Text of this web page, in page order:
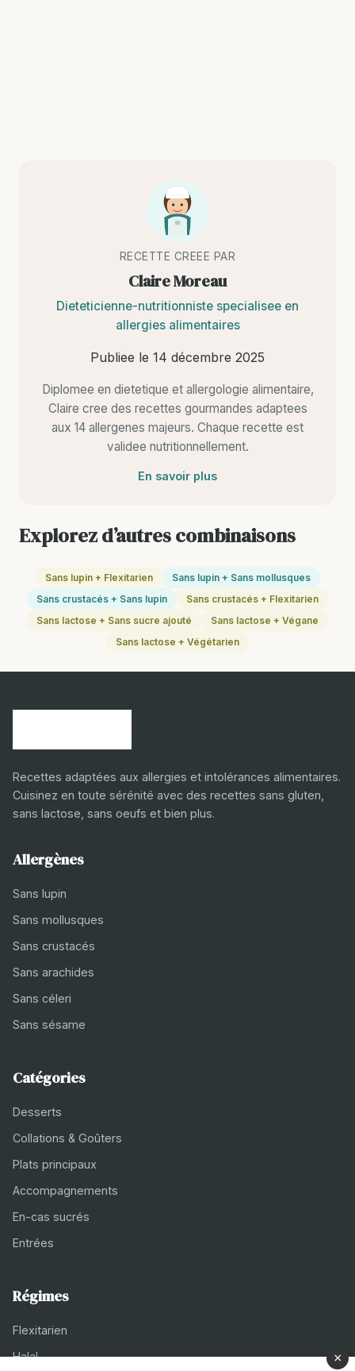
RECETTE CREEE PAR
Claire Moreau
Dieteticienne-nutritionniste specialisee en
allergies alimentaires
Publiee le 14 décembre 2025
Diplomee en dietetique et allergologie alimentaire,
Claire cree des recettes gourmandes adaptees
aux 14 allergenes majeurs. Chaque recette est
validee nutritionnellement.
En savoir plus
Explorez d’autres combinaisons
Sans lupin + Flexitarien
Sans lupin + Sans mollusques
Sans crustacés + Sans lupin
Sans crustacés + Flexitarien
Sans lactose + Sans sucre ajouté
Sans lactose + Végane
Sans lactose + Végétarien
Recettes adaptées aux allergies et intolérances alimentaires.
Cuisinez en toute sérénité avec des recettes sans gluten,
sans lactose, sans oeufs et bien plus.
Allergènes
Sans lupin
Sans mollusques
Sans crustacés
Sans arachides
Sans céleri
Sans sésame
Catégories
Desserts
Collations & Goûters
Plats principaux
Accompagnements
En-cas sucrés
Entrées
Régimes
Flexitarien
Halal
×